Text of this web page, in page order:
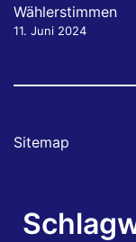
Wählerstimmen
11. Juni 2024
Sitemap